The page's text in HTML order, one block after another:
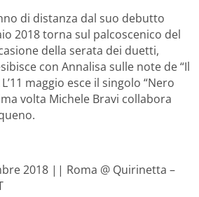
di distanza dal suo debutto
2018 torna sul palcoscenico del
della serata dei duetti,
con Annalisa sulle note de “Il
maggio esce il singolo “Nero
volta Michele Bravi collabora
2018 || Roma @ Quirinetta –